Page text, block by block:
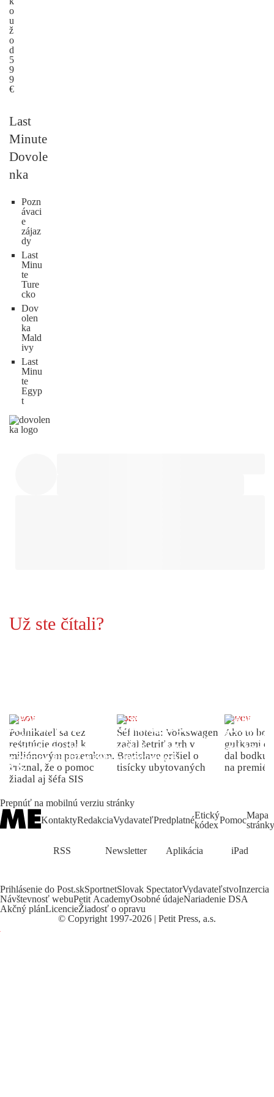
o
u
ž
o
d
5
9
9
€
Last
Minute
Dovole
nka
Pozn
ávaci
e
zájaz
dy
Last
Minu
te
Ture
cko
Dov
olen
ka
Mald
ivy
Last
Minu
te
Egyp
t
Už ste čítali?
DOMOV
Podnikateľ sa cez
reštitúcie dostal k
miliónovým pozemkom.
Priznal, že o pomoc
žiadal aj šéfa SIS
INDEX
Šéf hotela: Volkswagen
začal šetriť a trh v
Bratislave prišiel o
tisícky ubytovaných
DOMOV
Ako to
guľkami
dal bodku
na
Prepnúť na mobilnú verziu stránky
KontaktyRedakciaVydavateľPredplatnéEtický
kódexPomocMapa
stránky
RSS Newsletter Aplikácia iPad
Prihlásenie do Post.skSportnetSlovak SpectatorVydavateľstvoInzercia
Návštevnosť webuPetit AcademyOsobné údajeNariadenie DSA
Akčný plánLicencieŽiadosť o opravu
© Copyright 1997-2026 | Petit Press, a.s.